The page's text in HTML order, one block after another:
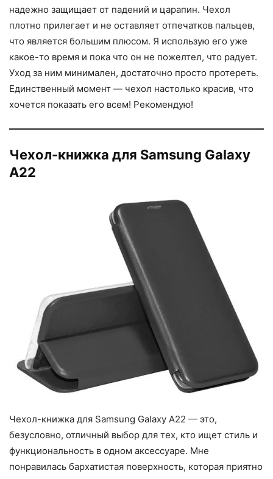
надежно защищает от падений и царапин. Чехол
плотно прилегает и не оставляет отпечатков пальцев,
что является большим плюсом. Я использую его уже
какое-то время и пока что он не пожелтел, что радует.
Уход за ним минимален, достаточно просто протереть.
Единственный момент — чехол настолько красив, что
хочется показать его всем! Рекомендую!
Чехол-книжка для Samsung Galaxy
A22
Чехол-книжка для Samsung Galaxy A22 — это,
безусловно, отличный выбор для тех, кто ищет стиль и
функциональность в одном аксессуаре. Мне
понравилась бархатистая поверхность, которая приятно